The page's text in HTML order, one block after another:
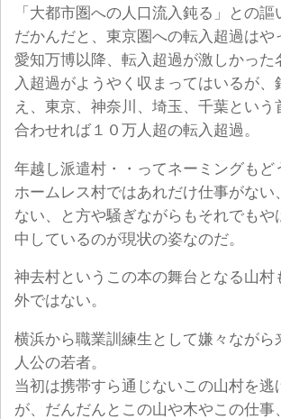
「大都市圏への人口流入鈍る」との
だかんだと、東京圏への転入超過はや
愛知万博以降、転入超過が激しかった
入超過がようやく収まってはいるが、
え、東京、神奈川、埼玉、千葉という
合わせれば１０万人超の転入超過。
年越し派遣村・・ってネーミングもど
ホームレス村ではあれだけ仕事がない
ない、と方や騒ぎながらもそれでもや
中しているのが現状の姿なのだ。
神去村というこの本の舞台となる山村
外ではない。
横浜から職業訓練生として嫌々ながら
人公の若者。
当初は携帯すら通じないこの山村を逃
が、だんだんとこの山や木やこの仕事